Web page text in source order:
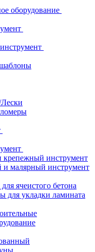
оборудование
инструмент
малярный инструмент
ячеистого бетона
для укладки ламината